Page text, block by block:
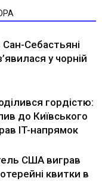
Сан-Себастьяні
у чорній
гордістю:
до Київського
IT-напрямок
США виграв
квитки в